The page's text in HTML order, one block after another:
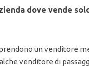
dove vende
un venditore
venditore di